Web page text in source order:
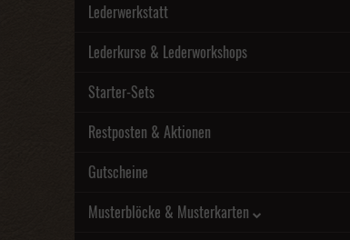
Lederwerkstatt
Lederkurse & Lederworkshops
Starter-Sets
Restposten & Aktionen
Gutscheine
Musterblöcke & Musterkarten